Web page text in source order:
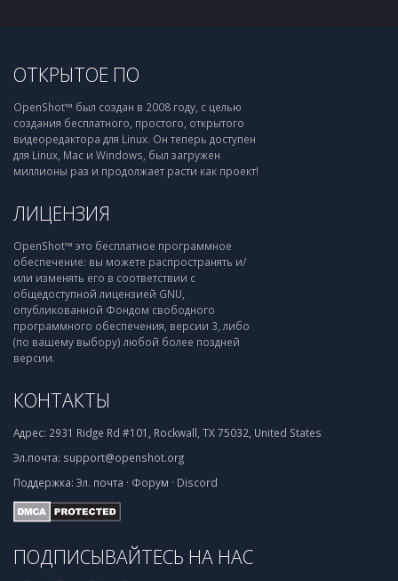
ОТКРЫТОЕ ПО
OpenShot™ был создан в 2008 году, с целью
создания бесплатного, простого, открытого
видеоредактора для Linux. Он теперь доступен
для Linux, Mac и Windows, был загружен
миллионы раз и продолжает расти как проект!
ЛИЦЕНЗИЯ
OpenShot™ это бесплатное программное
обеспечение: вы можете распространять и/
или изменять его в соответствии с
общедоступной лицензией GNU,
опубликованной Фондом свободного
программного обеспечения, версии 3, либо
(по вашему выбору) любой более поздней
версии.
КОНТАКТЫ
Адрес: 2931 Ridge Rd #101, Rockwall, TX 75032, United States
Эл.почта: support@openshot.org
Поддержка: Эл. почта · Форум · Discord
ПОДПИСЫВАЙТЕСЬ НА НАС